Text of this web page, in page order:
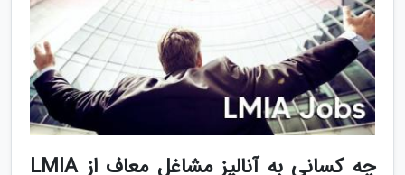
چه کسانی به آنالیز مشاغل معاف از LMIA